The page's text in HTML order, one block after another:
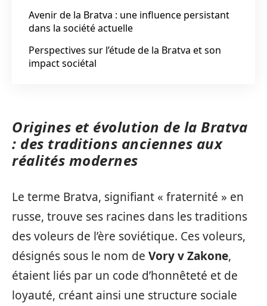
Avenir de la Bratva : une influence persistant
dans la société actuelle
Perspectives sur l’étude de la Bratva et son
impact sociétal
Origines et évolution de la Bratva
: des traditions anciennes aux
réalités modernes
Le terme Bratva, signifiant « fraternité » en
russe, trouve ses racines dans les traditions
des voleurs de l’ère soviétique. Ces voleurs,
désignés sous le nom de Vory v Zakone,
étaient liés par un code d’honnêteté et de
loyauté, créant ainsi une structure sociale